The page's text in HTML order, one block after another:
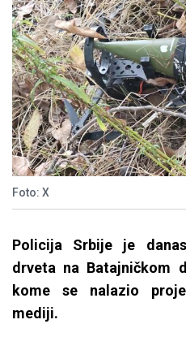
Foto: X
Policija Srbije je
drveta na Batajničkom
kome se nalazio
mediji.